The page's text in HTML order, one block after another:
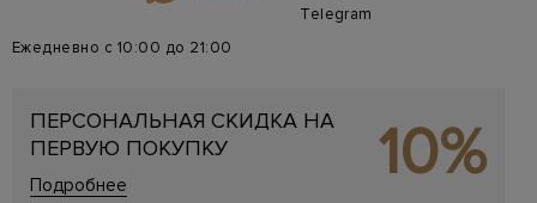
Telegram
Ежедневно с 10:00 до 21:00
ПЕРСОНАЛЬНАЯ СКИДКА НА
ПЕРВУЮ ПОКУПКУ
Подробнее 10%